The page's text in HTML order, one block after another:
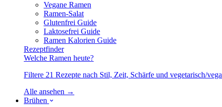
Vegane Ramen
Ramen-Salat
Glutenfrei Guide
Laktosefrei Guide
Ramen Kalorien Guide
Rezeptfinder
Welche Ramen heute?
Filtere 21 Rezepte nach Stil, Zeit, Schärfe und vegetarisch/
Alle ansehen →
Brühen